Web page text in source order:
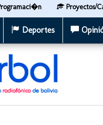
Proyectos/
Deportes